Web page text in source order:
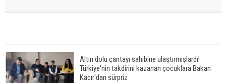
Altın dolu çantayı sahibine ulaştırmışlardı!
Türkiye'nin takdirini kazanan çocuklara Bakan
Kacır'dan sürpriz